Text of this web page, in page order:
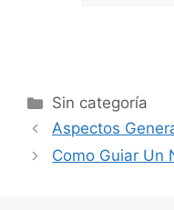
Sin categoría
Aspectos
Como Guiar Un